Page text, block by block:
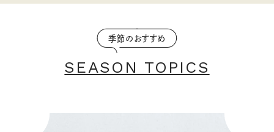
季節のおすすめ
SEASON TOPICS